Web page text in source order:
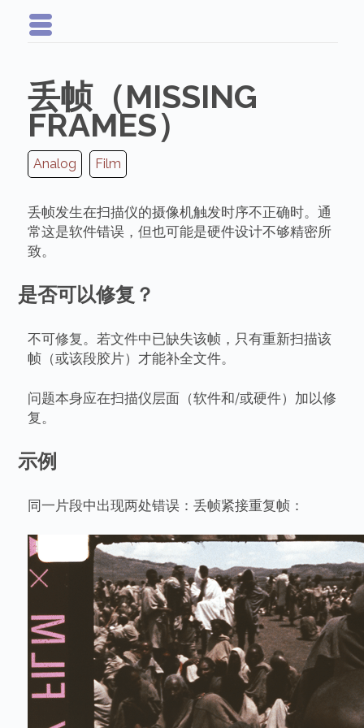
丢帧（MISSING
FRAMES）
Analog Film
丢帧发生在扫描仪的摄像机触发时序不正确时。通
常这是软件错误，但也可能是硬件设计不够精密所
致。
是否可以修复？
不可修复。若文件中已缺失该帧，只有重新扫描该
帧（或该段胶片）才能补全文件。
问题本身应在扫描仪层面（软件和/或硬件）加以修
复。
示例
同一片段中出现两处错误：丢帧紧接重复帧：